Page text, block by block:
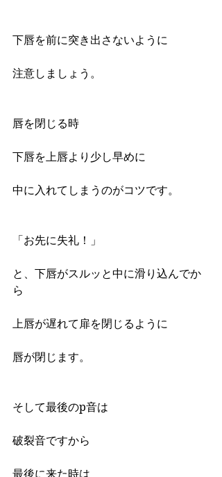
下唇を前に突き出さないように
注意しましょう。
唇を閉じる時
下唇を上唇より少し早めに
中に入れてしまうのがコツです。
「お先に失礼！」
と、下唇がスルッと中に滑り込んでか
ら
上唇が遅れて扉を閉じるように
唇が閉じます。
そして最後のp音は
破裂音ですから
最後に来た時は